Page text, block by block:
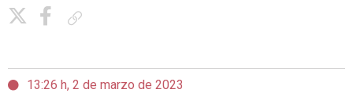
13:26 h, 2 de marzo de 2023